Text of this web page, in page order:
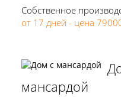
Собственное
от 17 дней - цена
мансардой